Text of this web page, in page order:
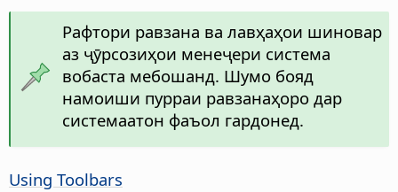
Рафтори равзана ва лавҳаҳои шиновар
аз ҷӯрсозиҳои менеҷери система
вобаста мебошанд. Шумо бояд
намоиши пурраи равзанаҳоро дар
системаатон фаъол гардонед.
Using Toolbars